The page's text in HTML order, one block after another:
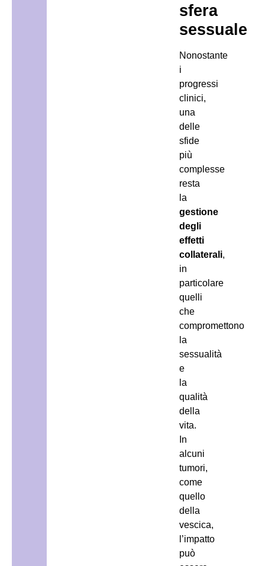
sfera
sessuale
Nonostante
i
progressi
clinici,
una
delle
sfide
più
complesse
resta
la
gestione
degli
effetti
collaterali,
in
particolare
quelli
che
compromettono
la
sessualità
e
la
qualità
della
vita.
In
alcuni
tumori,
come
quello
della
vescica,
l’impatto
può